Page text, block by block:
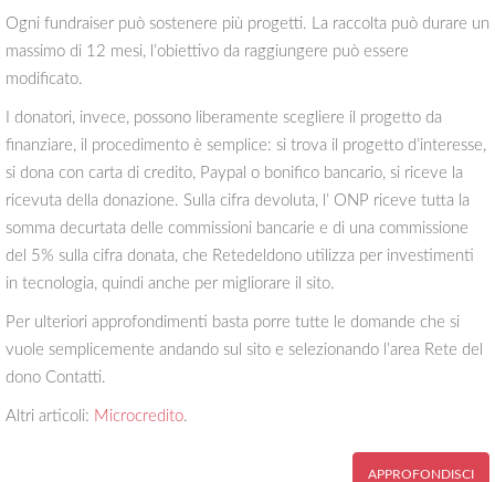
Ogni fundraiser può sostenere più progetti. La raccolta può durare un
massimo di 12 mesi, l’obiettivo da raggiungere può essere
modificato.
I donatori, invece, possono liberamente scegliere il progetto da
finanziare, il procedimento è semplice: si trova il progetto d’interesse,
si dona con carta di credito, Paypal o bonifico bancario, si riceve la
ricevuta della donazione. Sulla cifra devoluta, l’ ONP riceve tutta la
somma decurtata delle commissioni bancarie e di una commissione
del 5% sulla cifra donata, che Retedeldono utilizza per investimenti
in tecnologia, quindi anche per migliorare il sito.
Per ulteriori approfondimenti basta porre tutte le domande che si
vuole semplicemente andando sul sito e selezionando l’area Rete del
dono Contatti.
Altri articoli: Microcredito.
APPROFONDISCI